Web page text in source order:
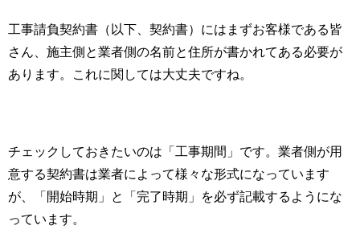
工事請負契約書（以下、契約書）にはまずお客様である皆
さん、施主側と業者側の名前と住所が書かれてある必要が
あります。これに関しては大丈夫ですね。
チェックしておきたいのは「工事期間」です。業者側が用
意する契約書は業者によって様々な形式になっています
が、「開始時期」と「完了時期」を必ず記載するようにな
っています。